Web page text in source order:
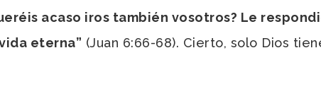
acaso iros también vosotros? Le
eterna” (Juan 6:66-68). Cierto, solo Dios